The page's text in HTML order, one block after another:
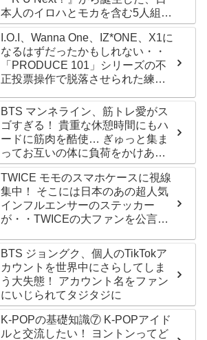
本人のイロハとモカを含む5人組ガ
ールズグループ！ デビュー曲
「Magnetic」がいきなりの大ヒッ
ト
I.O.I、Wanna One、IZ*ONE、X1に
なるはずだったかもしれない・・
「PRODUCE 101」シリーズの不
正投票操作で脱落させられた練習
BTS マンネライン、筋トレ愛がス
ゴすぎる！ 貴重な休憩時間にもハ
ードに筋肉を酷使… ぎゅっと集ま
ってお互いの体に負荷をかけあう
３人のトレーニング風景がかわい
すぎるとファンくぎづけ
TWICE モモのスマホケースに視線
集中！ そこには日本のあの超人気
インフルエンサーのステッカー
が・・TWICEの大ファンを公言す
「成功したファン」だと話題沸騰
BTS ジョングク、個人のTikTokア
カウントを世界中にさらしてしま
う大失態！ アカウント名をファン
にいじられてタジタジに
K-POPの基礎知識⑦ K-POPアイド
ルと交流したい！ ヨントンってど